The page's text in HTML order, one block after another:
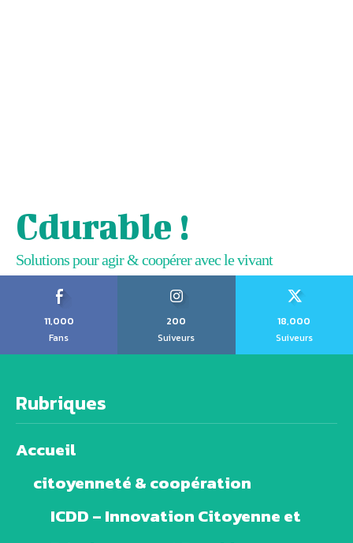
Cdurable !
Solutions pour agir & coopérer avec le vivant
11,000
Fans
200
Suiveurs
18,000
Suiveurs
Rubriques
Accueil
citoyenneté & coopération
ICDD – Innovation Citoyenne et